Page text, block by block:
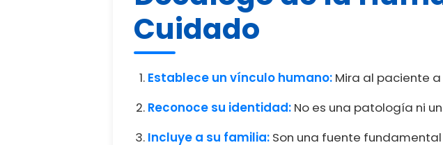
Cuidado
Establece un vínculo humano: Mira al paciente
Reconoce su identidad: No es una patología ni
Incluye a su familia: Son una fuente